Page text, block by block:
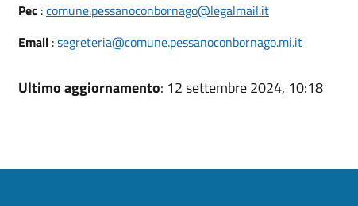
Pec:comune.pessanoconbornago@legalmail.it
Email:segreteria@comune.pessanoconbornago.mi.it
Ultimo aggiornamento: 12 settembre 2024, 10:18